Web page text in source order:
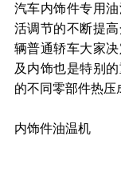
汽车内饰件专用
活调节的不断提
辆普通轿车大家
及内饰也是特别
的不同零部件热压
内饰件油温机